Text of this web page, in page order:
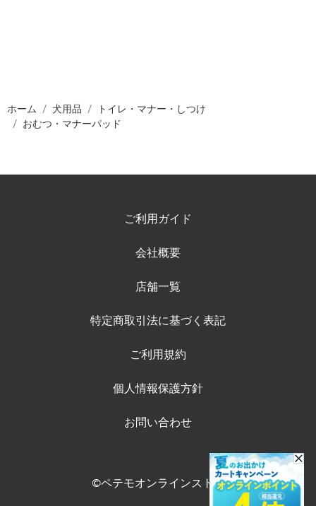
ホーム 犬用品
トイレ・マナー・しつけ
おむつ・マナーパッド
ご利用ガイド
会社概要
店舗一覧
特定商取引法に基づく表記
ご利用規約
個人情報保護方針
お問い合わせ
©ペテモオンラインストア